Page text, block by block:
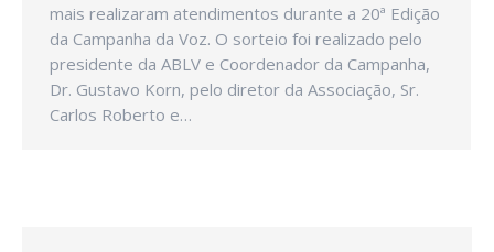
mais realizaram atendimentos durante a 20ª Edição
da Campanha da Voz. O sorteio foi realizado pelo
presidente da ABLV e Coordenador da Campanha,
Dr. Gustavo Korn, pelo diretor da Associação, Sr.
Carlos Roberto e…